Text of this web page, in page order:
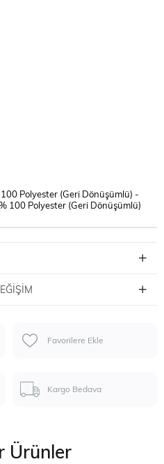
Polyester (Geri Dönüşümlü) -
100 Polyester (Geri Dönüşümlü)
Favorilere Ekle
Kargo Bedava
Ürünler